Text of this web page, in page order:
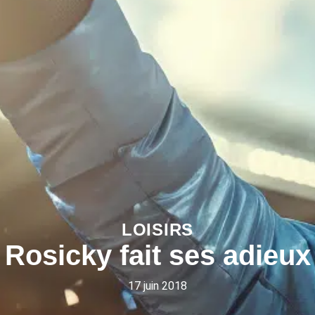
LOISIRS
Rosicky fait ses adieux
17 juin 2018